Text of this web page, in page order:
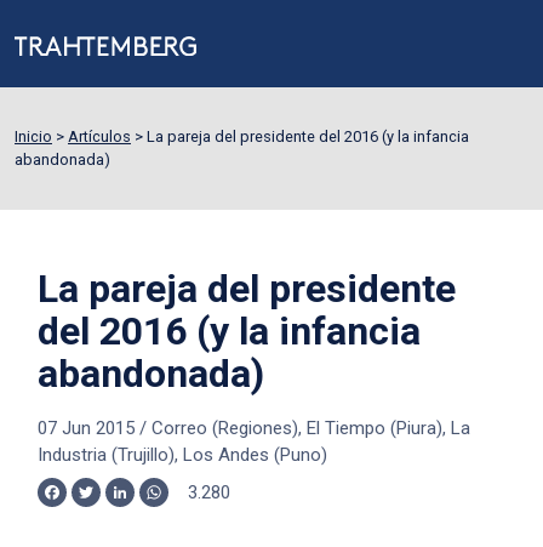
Inicio > Artículos > La pareja del presidente del 2016 (y la infancia
abandonada)
La pareja del presidente
del 2016 (y la infancia
abandonada)
07 Jun 2015/ Correo (Regiones), El Tiempo (Piura), La
Industria (Trujillo), Los Andes (Puno)
Facebook
TwitterLinkedInWhatsApp
3.280